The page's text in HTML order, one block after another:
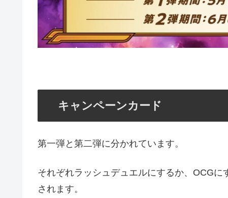
キャンペーンカード
第一弾と第二弾に分かれています。
それぞれラッシュデュエルにするか、OCG
されます。